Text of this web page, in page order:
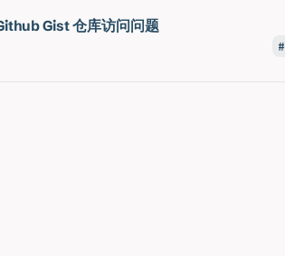
Gist 仓库访问问题